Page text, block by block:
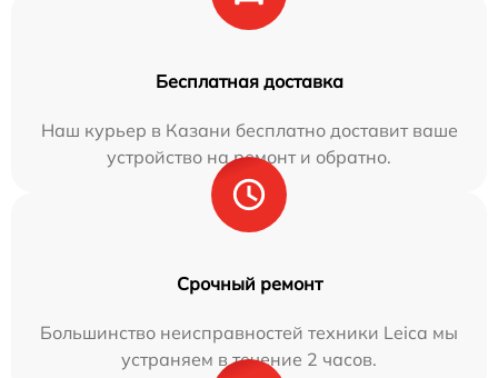
Бесплатная доставка
Наш курьер в Казани бесплатно доставит ваше
устройство на ремонт и обратно.
Срочный ремонт
Большинство неисправностей техники Leica мы
устраняем в течение 2 часов.